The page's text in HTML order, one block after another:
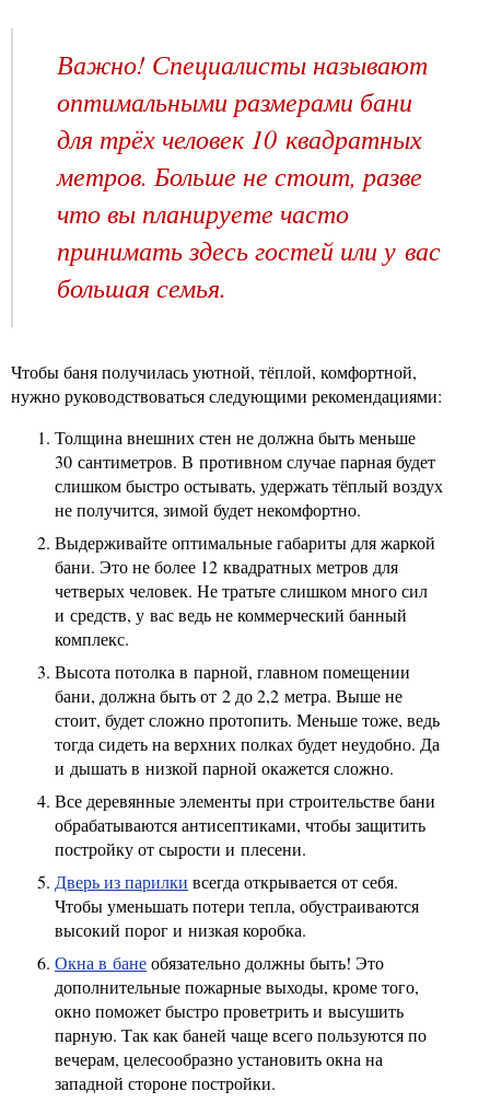
Важно! Специалисты называют
оптимальными размерами бани
для трёх человек 10 квадратных
метров. Больше не стоит, разве
что вы планируете часто
принимать здесь гостей или у вас
большая семья.
Чтобы баня получилась уютной, тёплой, комфортной,
нужно руководствоваться следующими рекомендациями:
Толщина внешних стен не должна быть меньше
30 сантиметров. В противном случае парная будет
слишком быстро остывать, удержать тёплый воздух
не получится, зимой будет некомфортно.
Выдерживайте оптимальные габариты для жаркой
бани. Это не более 12 квадратных метров для
четверых человек. Не тратьте слишком много сил
и средств, у вас ведь не коммерческий банный
комплекс.
Высота потолка в парной, главном помещении
бани, должна быть от 2 до 2,2 метра. Выше не
стоит, будет сложно протопить. Меньше тоже, ведь
тогда сидеть на верхних полках будет неудобно. Да
и дышать в низкой парной окажется сложно.
Все деревянные элементы при строительстве бани
обрабатываются антисептиками, чтобы защитить
постройку от сырости и плесени.
Дверь из парилки всегда открывается от себя.
Чтобы уменьшать потери тепла, обустраиваются
высокий порог и низкая коробка.
Окна в банеобязательно должны быть! Это
дополнительные пожарные выходы, кроме того,
окно поможет быстро проветрить и высушить
парную. Так как баней чаще всего пользуются по
вечерам, целесообразно установить окна на
западной стороне постройки.